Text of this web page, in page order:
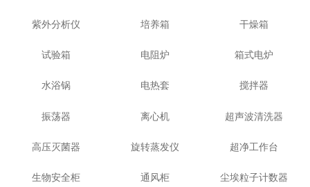
紫外分析仪 培养箱 干燥箱
试验箱 电阻炉 箱式电炉
水浴锅 电热套 搅拌器
振荡器 离心机 超声波清洗器
高压灭菌器 旋转蒸发仪 超净工作台
生物安全柜 通风柜 尘埃粒子计数器